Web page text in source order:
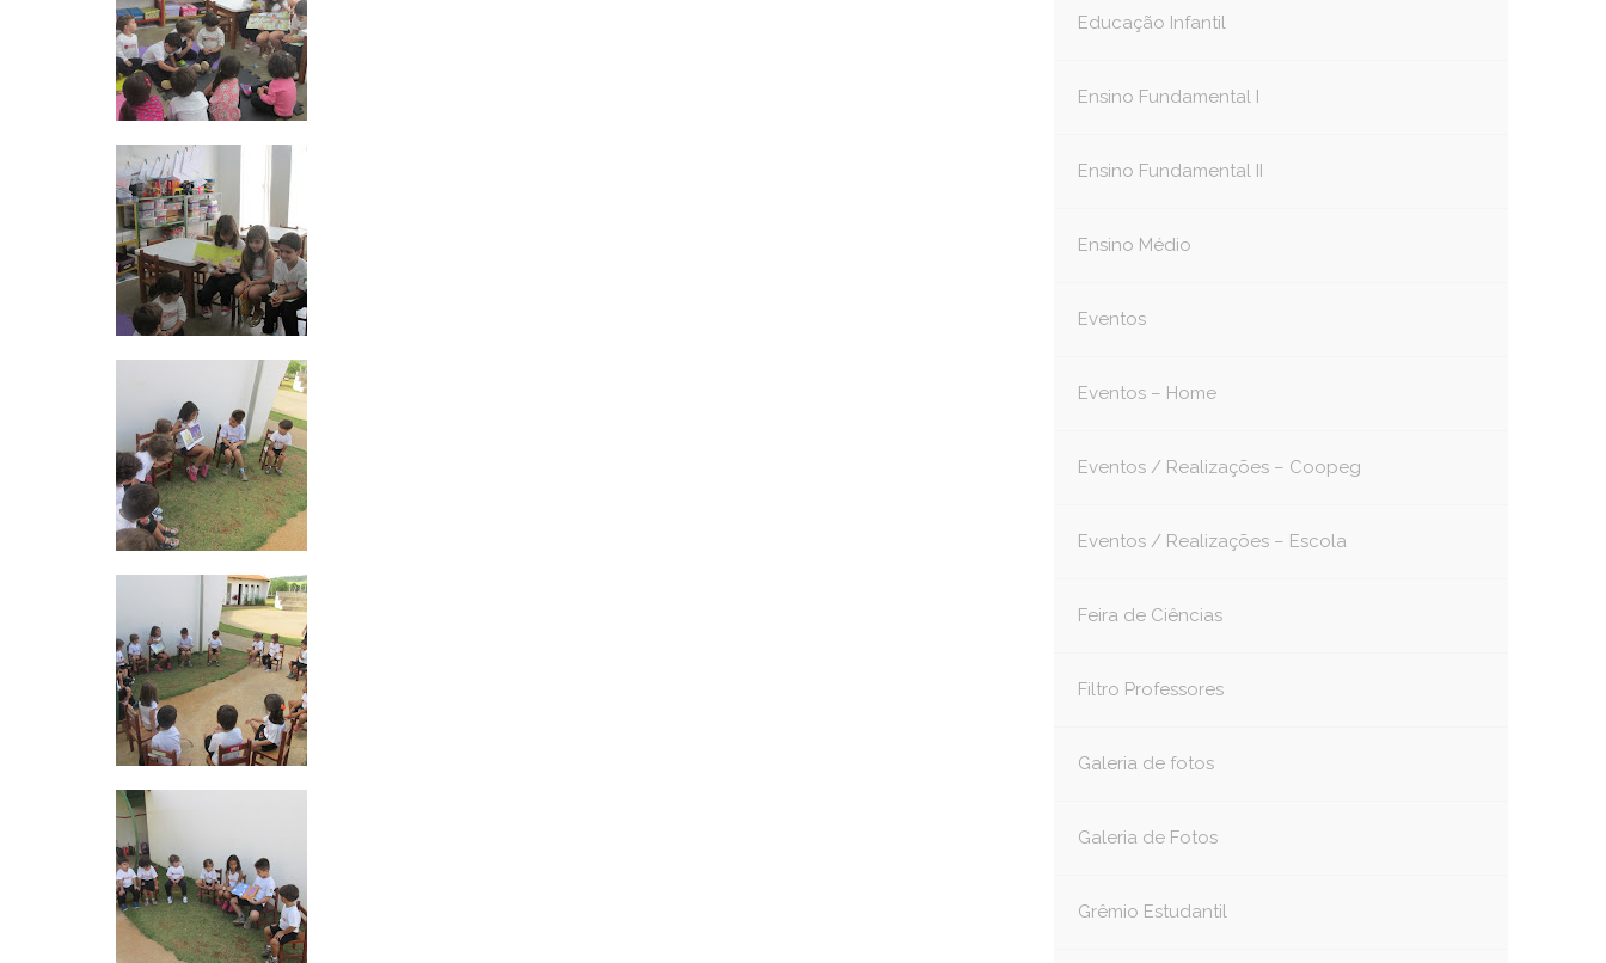
Educação Infantil
Ensino Fundamental I
Ensino Fundamental II
Ensino Médio
Eventos
Eventos – Home
Eventos / Realizações – Coopeg
Eventos / Realizações – Escola
Feira de Ciências
Filtro Professores
Galeria de fotos
Galeria de Fotos
Grêmio Estudantil